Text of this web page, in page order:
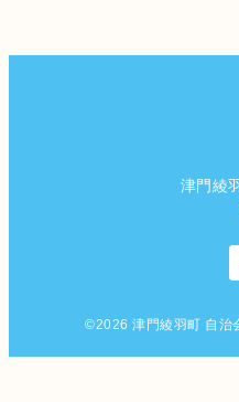
津門綾
©2026津門綾羽町 自治